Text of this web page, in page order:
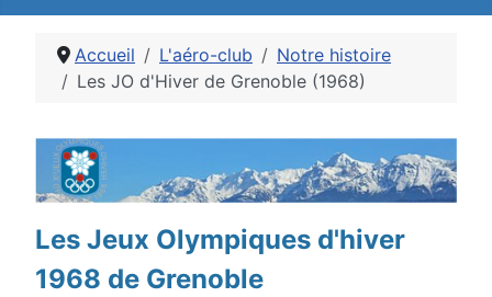
Accueil L'aéro-club
Notre histoire
Les JO d'Hiver de Grenoble (1968)
Détails
Les Jeux Olympiques d'hiver
1968 de Grenoble